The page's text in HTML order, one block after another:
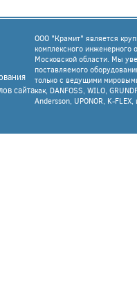
сайта
ООО "Крамит" является
комплексного инженерного
Московской области. Мы
поставляемого
только с ведущими
как, DANFOSS, WILO,
Andersson, UPONOR, K-